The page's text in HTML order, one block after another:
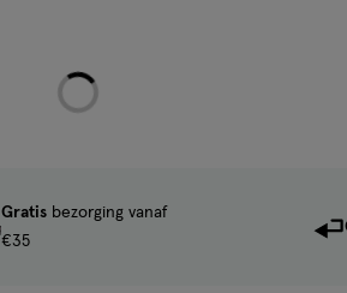
Gratisbezorging vanaf
€35